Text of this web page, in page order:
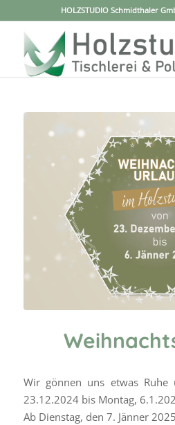
HOLZSTUDIO Schmidthaler
Wir gönnen uns etwas
23.12.2024 bis Montag,
Ab Dienstag, den 7. Jänner